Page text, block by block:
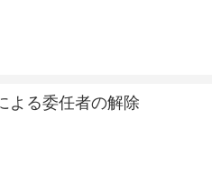
よる委任者の解除